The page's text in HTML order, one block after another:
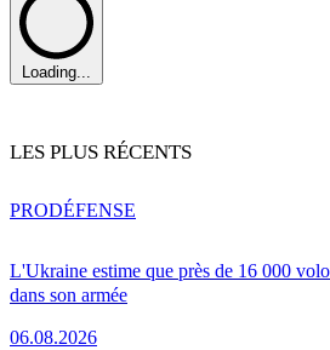
Loading...
LES PLUS RÉCENTS
L'Ukraine estime que près de 16 000
dans son armée
06.08.2026
PRODÉFENSE